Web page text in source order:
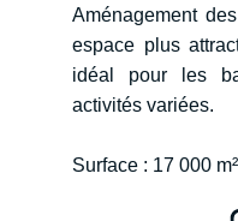
Aménagement
espace plus
idéal pour les
activités variées.
Surface : 17 000 m²